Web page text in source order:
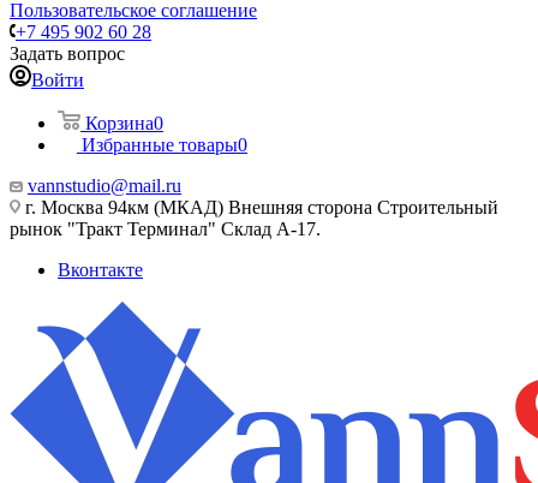
Пользовательское соглашение
+7 495 902 60 28
Задать вопрос
Войти
Корзина0
Избранные товары0
vannstudio@mail.ru
г. Москва 94км (МКАД) Внешняя сторона Строительный
рынок "Тракт Терминал" Склад А-17.
Вконтакте